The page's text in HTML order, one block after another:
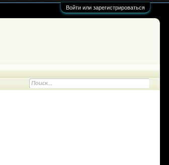
Войти или зарегистрироваться